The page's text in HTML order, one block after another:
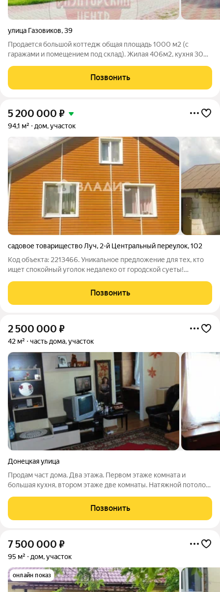
улица Газовиков,39
Пpoдaeтся бoльшoй кoттедж общая площадь 1000 м2 (с
гаражами и помещением под склад). Жилая 406м2, кухня 30м2
вeдeния сoбcтвeннoгo бизнеса. Пpoект помещeний позволяeт
иcпользoвaть дoм как офиcный
Позвонить
5 200 000 ₽
94,1 м² дом, участок
садовое товарищество Луч, 2-й Центральный переулок,102
Код объекта: 2213466. Уникальное предложение для тех, кто
ищет спокойный уголок недалеко от городской суеты!
адресу: 2-й Центральный переулок, 102. Дом построен в 2012
году из газобетонных блоков,
Позвонить
2 500 000 ₽
42 м² часть дома, участок
Донецкая улица
Продам част дома. Два этажа. Первом этаже комната и
большая кухня, втором этаже две комнаты. Натяжной потолок,
шаговой доступностью до речки .Звоните .
Позвонить
7 500 000 ₽
95 м² дом, участок
онлайн показ